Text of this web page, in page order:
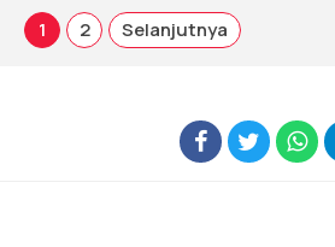
1
2 Selanjutnya